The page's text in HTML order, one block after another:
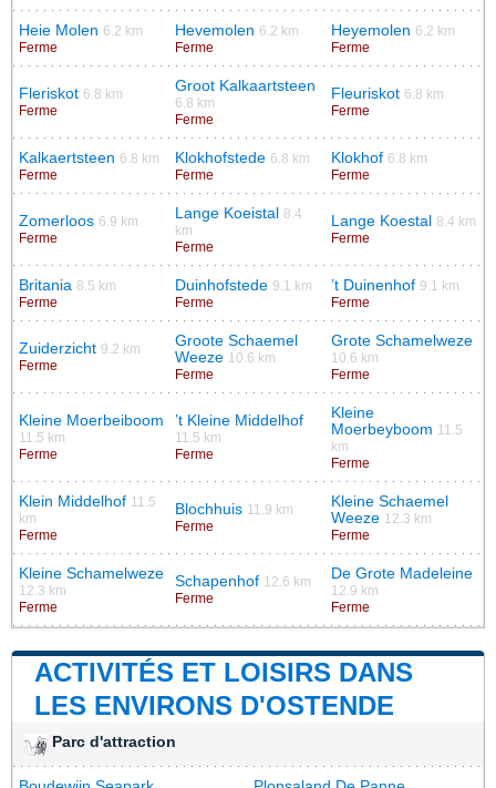
Heie Molen 6.2 km
Ferme
Hevemolen 6.2 km
Ferme
Heyemolen 6.2 km
Ferme
Fleriskot 6.8 km
Ferme
Groot Kalkaartsteen
6.8 km
Ferme
Fleuriskot 6.8 km
Ferme
Kalkaertsteen 6.8 km
Ferme
Klokhofstede 6.8 km
Ferme
Klokhof 6.8 km
Ferme
Zomerloos 6.9 km
Ferme
Lange Koeistal 8.4
km
Ferme
Lange Koestal 8.4 km
Ferme
Britania 8.5 km
Ferme
Duinhofstede 9.1 km
Ferme
’t Duinenhof 9.1 km
Ferme
Zuiderzicht 9.2 km
Ferme
Groote Schaemel
Weeze 10.6 km
Ferme
Grote Schamelweze
10.6 km
Ferme
Kleine Moerbeiboom
11.5 km
Ferme
’t Kleine Middelhof
11.5 km
Ferme
Kleine
Moerbeyboom 11.5
km
Ferme
Klein Middelhof 11.5
km
Ferme
Blochhuis 11.9 km
Ferme
Kleine Schaemel
Weeze 12.3 km
Ferme
Kleine Schamelweze
12.3 km
Ferme
Schapenhof 12.6 km
Ferme
De Grote Madeleine
12.9 km
Ferme
ACTIVITÉS ET LOISIRS DANS
LES ENVIRONS D'OSTENDE
Parc d'attraction